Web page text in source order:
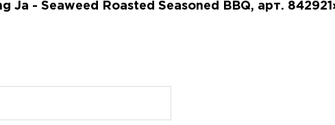
Ja - Seaweed Roasted Seasoned BBQ, арт.